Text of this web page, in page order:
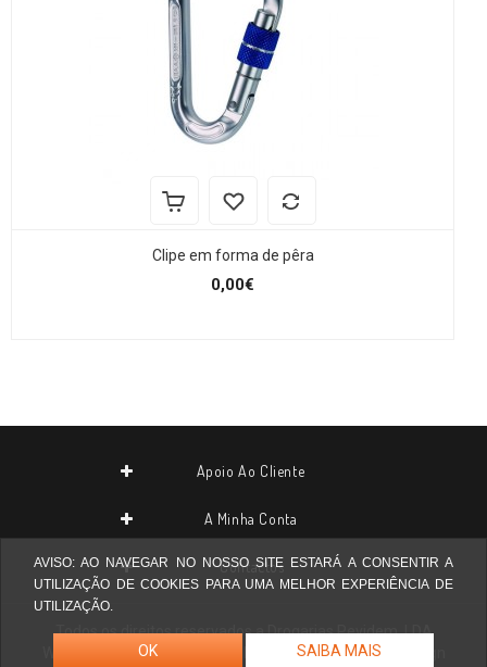
Clipe em forma de pêra
0,00€
AVISO: AO NAVEGAR NO NOSSO SITE ESTARÁ A CONSENTIR A
UTILIZAÇÃO DE COOKIES PARA UMA MELHOR EXPERIÊNCIA DE
UTILIZAÇÃO.
OK SAIBA MAIS
Apoio Ao Cliente
A Minha Conta
Contactos
Todos os direitos reservados aDrogarias Pevidem, LDA
Website desenvolvido por
Agilstore ® Informática & Design